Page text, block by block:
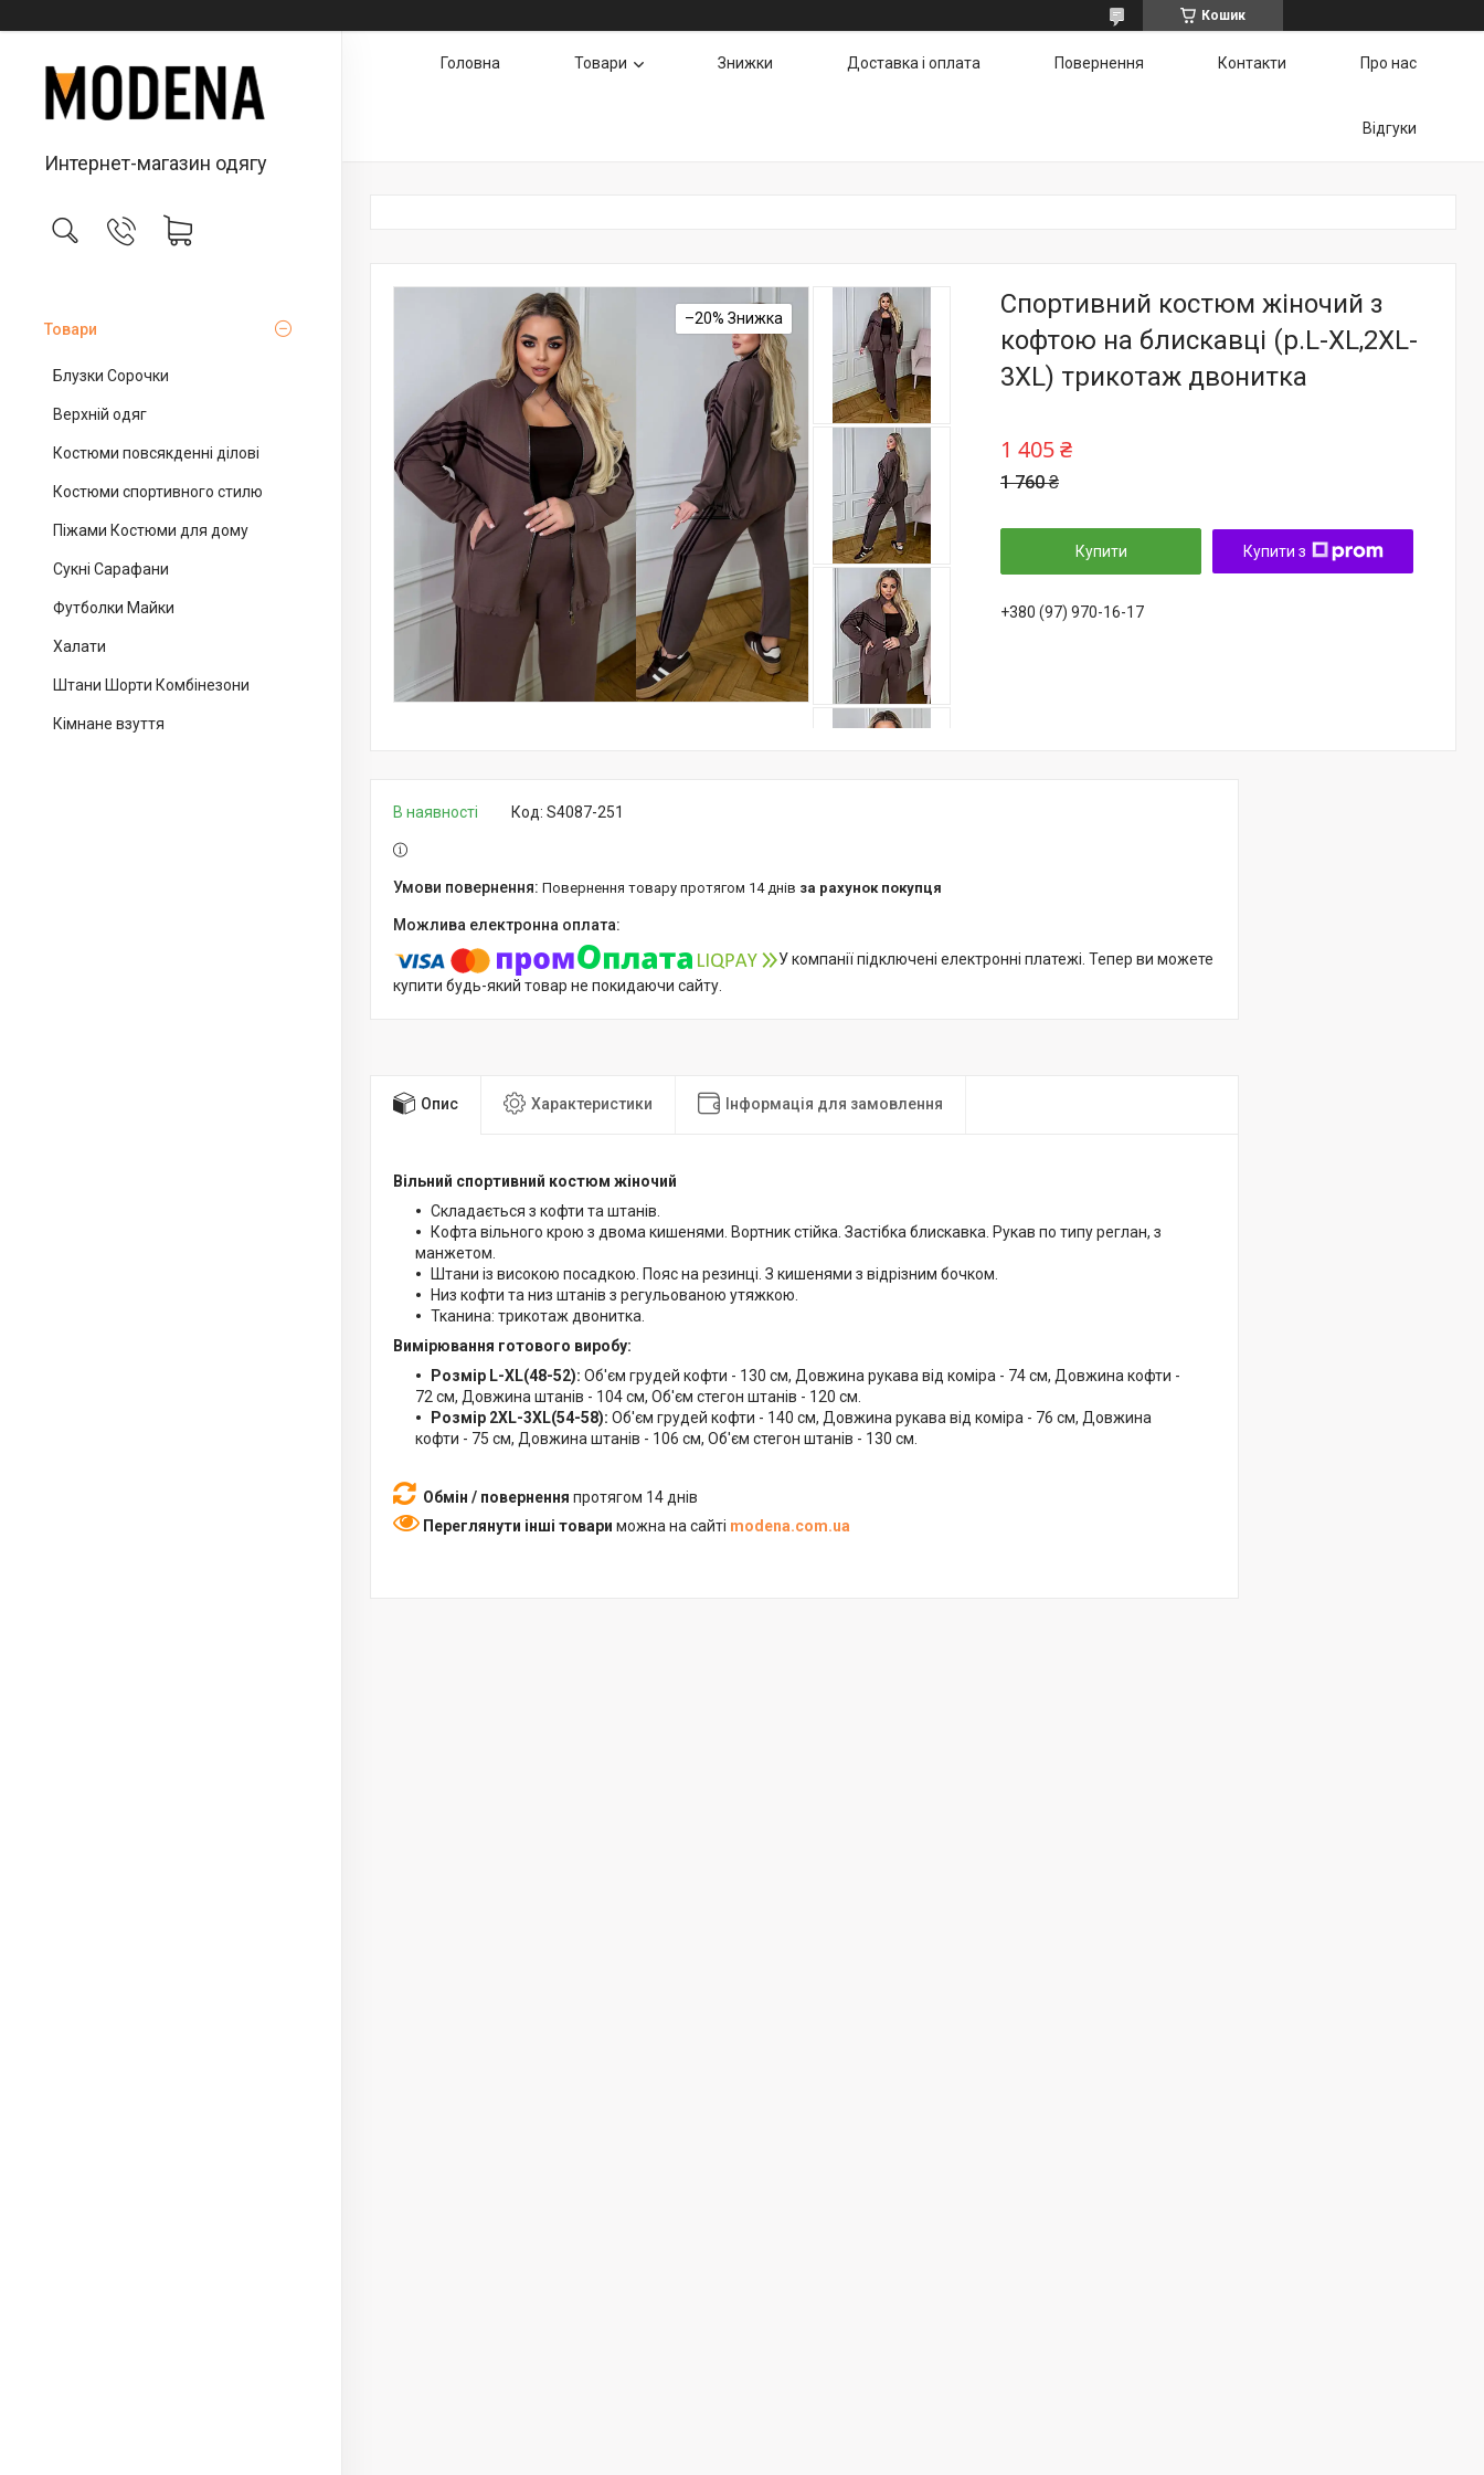
Кошик
Интернет-магазин одягу
Товари
Блузки Сорочки
Верхній одяг
Костюми повсякденні ділові
Костюми спортивного стилю
Піжами Костюми для дому
Сукні Сарафани
Футболки Майки
Халати
Штани Шорти Комбінезони
Кімнане взуття
Головна Товари Знижки Доставка і оплата Повернення Контакти Про нас
Відгуки
–20%
Спортивний костюм жіночий з
кофтою на блискавці (р.L-XL,2XL-
3XL) трикотаж двонитка
1 760 ₴
1 405 ₴
Купити Купити з
+380 (97) 970-16-17
В наявності Код: S4087-251
повернення товару протягом 14 днів за рахунок покупця
У компанії підключені електронні платежі. Тепер ви можете
купити будь-який товар не покидаючи сайту.
Опис Характеристики Інформація для замовлення
Вільний спортивний костюм жіночий
Складається з кофти та штанів.
Кофта вільного крою з двома кишенями. Вортник стійка. Застібка блискавка. Рукав по типу реглан, з
манжетом.
Штани із високою посадкою. Пояс на резинці. З кишенями з відрізним бочком.
Низ кофти та низ штанів з регульованою утяжкою.
Тканина: трикотаж двонитка.
Вимірювання готового виробу:
Розмір L-XL(48-52): Об'єм грудей кофти - 130 см, Довжина рукава від коміра - 74 см, Довжина кофти -
72 см, Довжина штанів - 104 см, Об'єм стегон штанів - 120 см.
Розмір 2XL-3XL(54-58): Об'єм грудей кофти - 140 см, Довжина рукава від коміра - 76 см, Довжина
кофти - 75 см, Довжина штанів - 106 см, Об'єм стегон штанів - 130 см.
Обмін / повернення протягом 14 днів
Переглянути інші товари можна на сайті modena.com.ua